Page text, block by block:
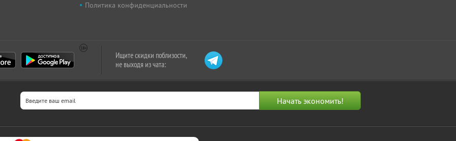
Политика конфиденциальности
Ищите скидки поблизости,
не выходя из чата: